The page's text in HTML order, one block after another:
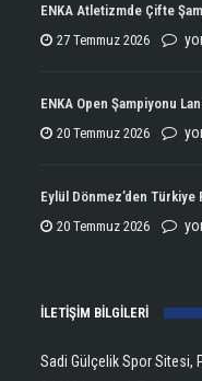
ENKA Atletizmde Çifte
27 Temmuz 2026
ENKA Open Şampiyonu
20 Temmuz 2026
Eylül Dönmez’den
20 Temmuz 2026
İLETİŞİM BİLGİLERİ
Sadi Gülçelik Spor Sitesi,